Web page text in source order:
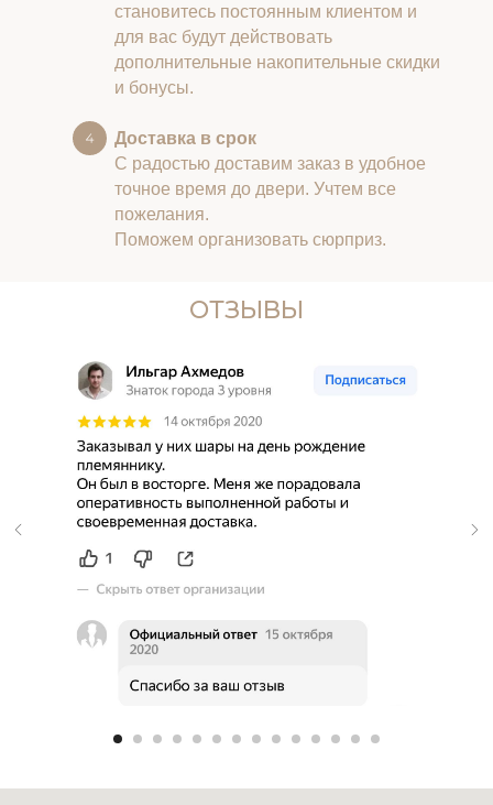
становитесь постоянным клиентом и
для вас будут действовать
дополнительные накопительные скидки
и бонусы.
Доставка в срок
С радостью доставим заказ в удобное
точное время до двери. Учтем все
пожелания.
Поможем организовать сюрприз.
ОТЗЫВЫ